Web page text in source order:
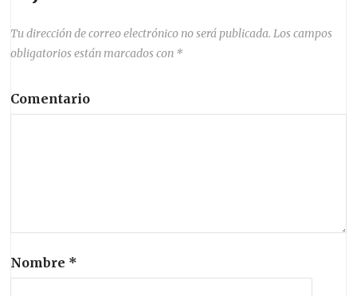
Tu dirección de correo electrónico no será publicada. Los campos
obligatorios están marcados con *
Comentario
Nombre *